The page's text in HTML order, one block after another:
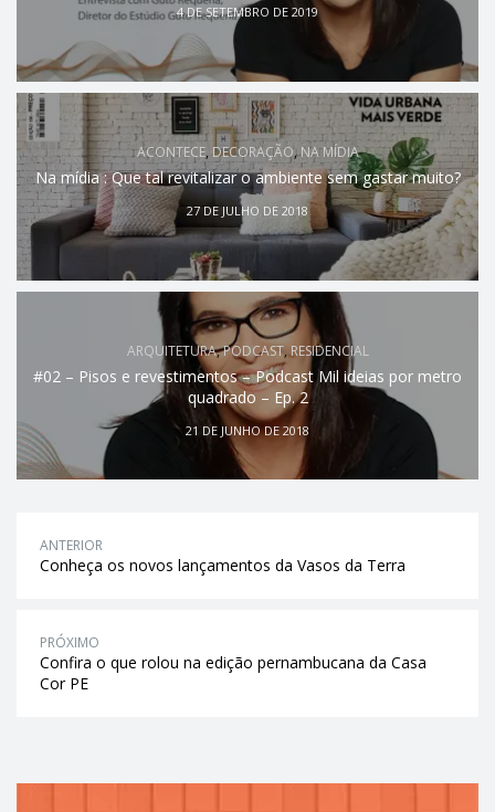
4 DE SETEMBRO DE 2019
ACONTECE, DECORAÇÃO,NA MÍDIA
Na mídia : Que tal revitalizar o ambiente sem gastar muito?
27 DE JULHO DE 2018
ARQUITETURA,PODCAST,RESIDENCIAL
#02 – Pisos e revestimentos – Podcast Mil ideias por metro
quadrado – Ep. 2
21 DE JUNHO DE 2018
ANTERIOR
Conheça os novos lançamentos da Vasos da Terra
PRÓXIMO
Confira o que rolou na edição pernambucana da Casa
Cor PE